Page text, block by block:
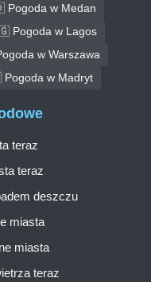
w Medan
Pogoda w Lagos
w Warszawa
w Madryt
teraz
teraz
deszczu
miasta
miasta
teraz